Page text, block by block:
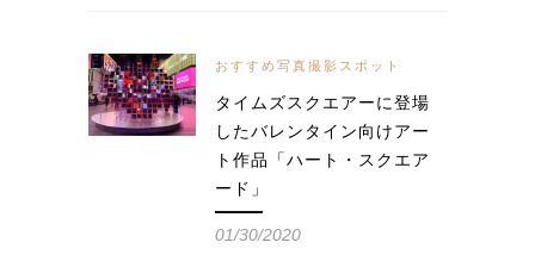
おすすめ写真撮影スポット
タイムズスクエアーに登場
したバレンタイン向けアー
ト作品「ハート・スクエア
ード」
01/30/2020